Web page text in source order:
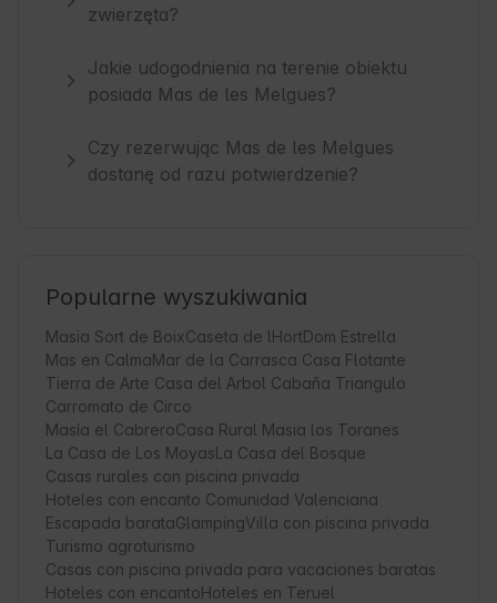
zwierzęta?
Jakie udogodnienia na terenie obiektu
posiada Mas de les Melgues?
Czy rezerwując Mas de les Melgues
dostanę od razu potwierdzenie?
Popularne wyszukiwania
Masia Sort de BoixCaseta de lHortDom Estrella
Mas en CalmaMar de la Carrasca Casa Flotante
Tierra de Arte Casa del Arbol Cabaña Triangulo
Carromato de Circo
Masía el CabreroCasa Rural Masia los Toranes
La Casa de Los MoyasLa Casa del Bosque
Casas rurales con piscina privada
Hoteles con encanto Comunidad Valenciana
Escapada barataGlampingVilla con piscina privada
Turismo agroturismo
Casas con piscina privada para vacaciones baratas
Hoteles con encantoHoteles en Teruel